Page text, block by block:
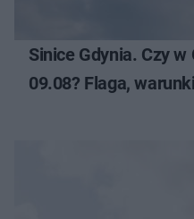
Sinice Gdynia. Czy
09.08? Flaga,